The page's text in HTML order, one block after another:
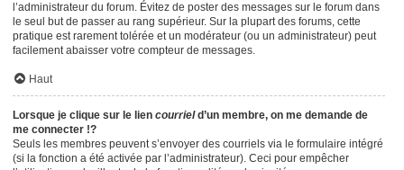
l’administrateur du forum. Évitez de poster des messages sur le forum dans
le seul but de passer au rang supérieur. Sur la plupart des forums, cette
pratique est rarement tolérée et un modérateur (ou un administrateur) peut
facilement abaisser votre compteur de messages.
Haut
Lorsque je clique sur le lien courrield’un membre, on me demande de
me connecter !?
Seuls les membres peuvent s’envoyer des courriels via le formulaire intégré
(si la fonction a été activée par l’administrateur). Ceci pour empêcher